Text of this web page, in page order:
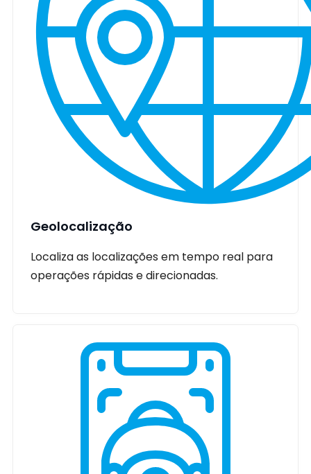
Geolocalização
Localiza as localizações em tempo real para
operações rápidas e direcionadas.